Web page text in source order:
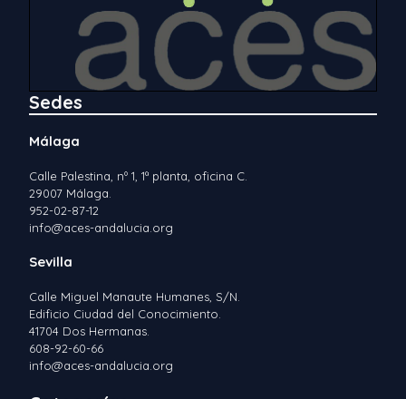
Sedes
Málaga
Calle Palestina, nº 1, 1ª planta, oficina C.
29007 Málaga.
952-02-87-12
info@aces-andalucia.org
Sevilla
Calle Miguel Manaute Humanes, S/N.
Edificio Ciudad del Conocimiento.
41704 Dos Hermanas.
608-92-60-66
info@aces-andalucia.org